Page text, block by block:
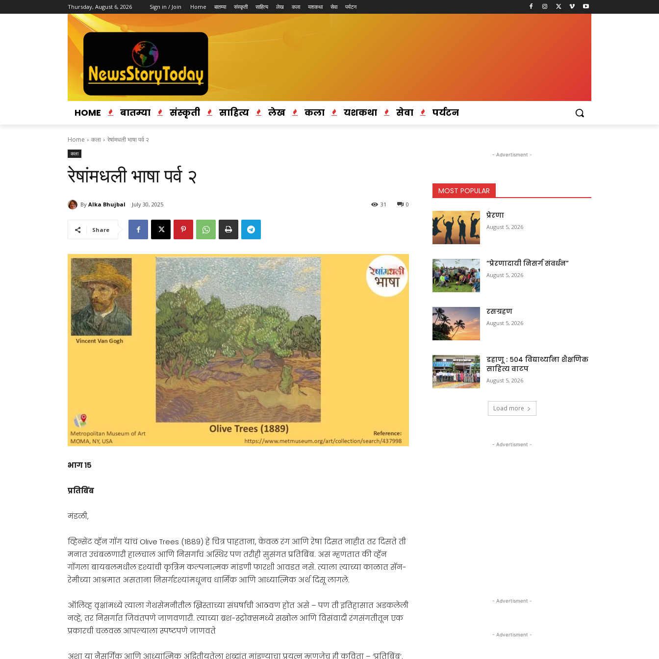
Thursday, August 6, 2026 Sign in / Join Home बातम्या संस्कृती साहित्य लेख कला यशकथा सेवा पर्यटन
HOME बातम्या संस्कृती साहित्य लेख कला यशकथा सेवा पर्यटन
Home कला रेषांमधली भाषा पर्व २
कला
रेषांमधली भाषा पर्व २
By Alka Bhujbal July 30, 2025 0
31
Share
भाग १५
प्रतिबिंब
मंडळी,
व्हिन्सेंट व्हॅन गॉग यांचं Olive Trees (1889) हे चित्र पाहताना, केवळ रंग आणि रेषा दिसत नाहीत तर दिसते ती
मनात उचंबळणारी हालचाल आणि निसर्गाचं अस्थिर पण तरीही सुसंगत प्रतिबिंब. असं म्हणतात की व्हॅन
गॉगला बायबलमधील दृश्यांची कृत्रिम कल्पनात्मक मांडणी फारशी आवडत नसे. त्याला त्याच्या काळात सॅन-
रेमीच्या आश्रमात असताना निसर्गदृश्यांमधूनच धार्मिक आणि आध्यात्मिक अर्थ दिसू लागले.
ऑलिव्ह वृक्षांमध्ये त्याला गेथसेमनीतील ख्रिस्ताच्या संघर्षाची आठवण होत असे – पण ती इतिहासात अडकलेली
नव्हे, तर निसर्गात जिवंतपणे जाणवणारी. त्याच्या ब्रश-स्ट्रोक्समध्ये सखोल आणि विसंवादी रंगसंगतीतून एक
प्रकारची चळवळ आपल्याला स्पष्टपणे जाणवते
अशा या नैसर्गिक आणि आध्यात्मिक अद्वितीयतेला शब्दांत मांडण्याचा प्रयत्न म्हणजेच ही कविता – ‘प्रतिबिंब’.
- Advertisment -
MOST POPULAR
प्रेरणा
August 5, 2026
“प्रेरणादायी निसर्ग संवर्धन”
August 5, 2026
रसग्रहण
August 5, 2026
डहाणू : ५०४ विद्यार्थ्यांना शैक्षणिक
साहित्य वाटप
August 5, 2026
Load more
- Advertisment -
- Advertisment -
- Advertisment -